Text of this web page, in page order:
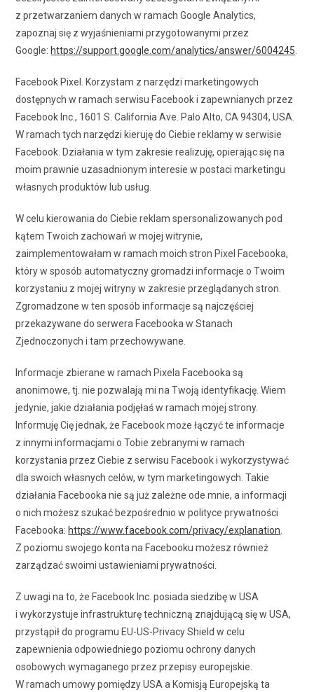
z przetwarzaniem danych w ramach Google Analytics,
zapoznaj się z wyjaśnieniami przygotowanymi przez
Google:https://support.google.com/analytics/answer/6004245
Facebook Pixel. Korzystam z narzędzi marketingowych
dostępnych w ramach serwisu Facebook i zapewnianych przez
Facebook Inc., 1601 S. California Ave. Palo Alto, CA 94304, USA.
W ramach tych narzędzi kieruję do Ciebie reklamy w serwisie
Facebook. Działania w tym zakresie realizuję, opierając się na
moim prawnie uzasadnionym interesie w postaci marketingu
własnych produktów lub usług.
W celu kierowania do Ciebie reklam spersonalizowanych pod
kątem Twoich zachowań w mojej witrynie,
zaimplementowałam w ramach moich stron Pixel Facebooka,
który w sposób automatyczny gromadzi informacje o Twoim
korzystaniu z mojej witryny w zakresie przeglądanych stron.
Zgromadzone w ten sposób informacje są najczęściej
przekazywane do serwera Facebooka w Stanach
Zjednoczonych i tam przechowywane.
Informacje zbierane w ramach Pixela Facebooka są
anonimowe, tj. nie pozwalają mi na Twoją identyfikację. Wiem
jedynie, jakie działania podjęłaś w ramach mojej strony.
Informuję Cię jednak, że Facebook może łączyć te informacje
z innymi informacjami o Tobie zebranymi w ramach
korzystania przez Ciebie z serwisu Facebook i wykorzystywać
dla swoich własnych celów, w tym marketingowych. Takie
działania Facebooka nie są już zależne ode mnie, a informacji
o nich możesz szukać bezpośrednio w polityce prywatności
Facebooka:https://www.facebook.com/privacy/explanation
Z poziomu swojego konta na Facebooku możesz również
zarządzać swoimi ustawieniami prywatności.
Z uwagi na to, że Facebook Inc. posiada siedzibę w USA
i wykorzystuje infrastrukturę techniczną znajdującą się w USA,
przystąpił do programu EU-US-Privacy Shield w celu
zapewnienia odpowiedniego poziomu ochrony danych
osobowych wymaganego przez przepisy europejskie.
W ramach umowy pomiędzy USA a Komisją Europejską ta